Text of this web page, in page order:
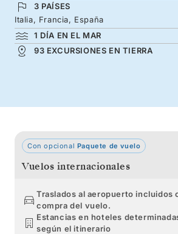
toscanos le invitan a disfrutar
repleta de arte renacentista.
calas doradas y los aromas
3 PAÍSES
Italia, Francia, España
1 DÍA EN EL MAR
93 EXCURSIONES EN TIERRA
Con opcional Paquete de vuelo
Vuelos internacionales
Traslados al aeropuerto incluidos
compra del vuelo.
Estancias en hoteles
según el itinerario